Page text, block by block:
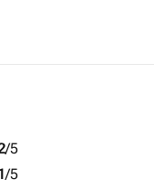
/5
/5